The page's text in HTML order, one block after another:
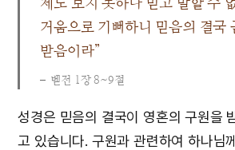
거움으로 기뻐하니 믿음의 결국
받음이라”
벧전 1장 8~9절
성경은 믿음의 결국이 영혼의 구원을
고 있습니다. 구원과 관련하여 하나님